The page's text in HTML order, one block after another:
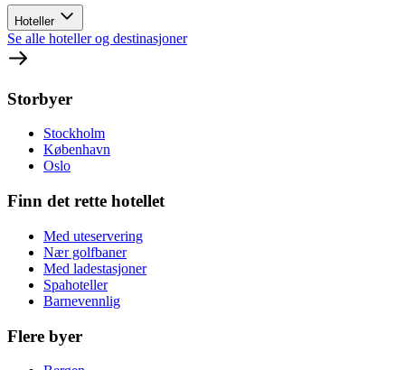
Hoteller
Se alle hoteller og destinasjoner
Storbyer
Stockholm
København
Oslo
Finn det rette hotellet
Med uteservering
Nær golfbaner
Med ladestasjoner
Spahoteller
Barnevennlig
Flere byer